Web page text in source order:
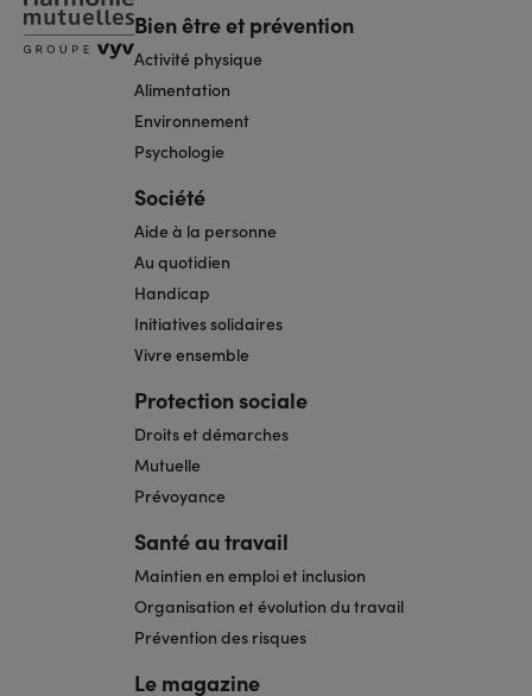
Bien être et prévention
Activité physique
Alimentation
Environnement
Psychologie
Société
Aide à la personne
Au quotidien
Handicap
Initiatives solidaires
Vivre ensemble
Protection sociale
Droits et démarches
Mutuelle
Prévoyance
Santé au travail
Maintien en emploi et inclusion
Organisation et évolution du travail
Prévention des risques
Le magazine